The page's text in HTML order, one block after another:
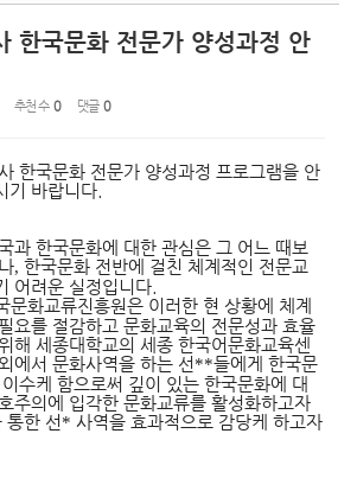
한국문화 전문가 양성과정 안
추천 수 0 댓글 0
한국문화 전문가 양성과정 프로그램을 안
기 바랍니다.
과 한국문화에 대한 관심은 그 어느 때보
, 한국문화 전반에 걸친 체계적인 전문교
어려운 실정입니다.
문화교류진흥원은 이러한 현 상황에 체계
요를 절감하고문화교육의 전문성과 효율
해세종대학교의 세종 한국어문화교육센
에서 문화사역을 하는 선 **들에게 한국문
수케 함으로써 깊이 있는한국문화에 대
주의에 입각한 문화교류를활성화하고자
통한 선 * 사역을 효과적으로 감당케 하고자